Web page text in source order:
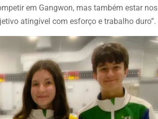
em Gangwon, mas também estar nos
atingível com esforço e trabalho duro”.